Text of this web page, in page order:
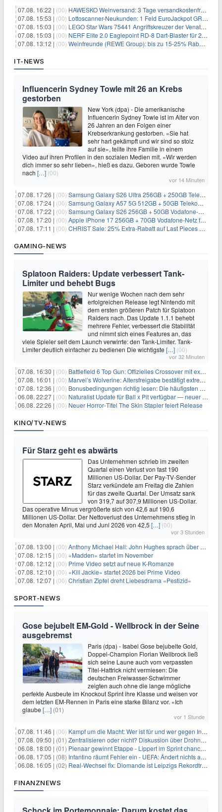
07.08. 16:22 | (00) HAWESKO Weinversand: 3 Tage versandkostenfrei bestellen (MBW 25€)
07.08. 15:53 | (00) Lottoscanner-Neukunden: 1 Feld EuroJackpot GRATIS spielen
07.08. 15:03 | (00) LEGO Star Wars 75441 Angriffskreuzer der Venator-Klasse für 50,25€
07.08. 15:03 | (00) NERF Elite 2.0 Eaglepoint RD-8 Dart-Blaster für 20,49€
07.08. 13:12 | (00) Weinfreunde (REWE Group): bis zu 15-25% Rabatt je nach Anzahl der Flaschen
IT-NEWS
Influencerin Sydney Towle mit 26 an Krebs
gestorben
New York (dpa) - Die amerikanische
Influencerin Sydney Towle ist im Alter von
26 Jahren an den Folgen einer
Krebserkrankung gestorben. «Sie hat
sehr hart gekämpft und wir sind so stolz
auf sie», teilte ihre Familie in einem
Video auf ihren Profilen in den sozialen Medien mit. «Wir werden
dich immer so sehr lieben», hieß es dazu. Geboren wurde Towle
nach […] (00)
vor 14 Minuten
07.08. 17:26 | (00) Samsung Galaxy S26 Ultra 256GB + 250GB Telekom-Netz für 34€/Monat (effektiv 5,42€/Monat)
07.08. 17:24 | (00) Samsung Galaxy A57 5G 512GB + 50GB Telekom-Netz für 20€/Monat (effektiv 3,33€/Monat)
07.08. 17:22 | (00) Samsung Galaxy S26 256GB + 50GB Vodafone-Netz für 19,99€/Monat (effektiv 1,26€/Monat)
07.08. 17:20 | (00) Apple iPhone 17 256GB + 70GB Vodafone-Netz für 34,99€/Monat (effektiv 6,41€/Monat)
07.08. 17:11 | (00) CHRIST Sale: 25% Extra-Rabatt auf Last Pieces bei Schmuck & Uhren
GAMING-NEWS
Splatoon Raiders: Update verbessert Tank-
Limiter und behebt Bugs
Nur wenige Wochen nach dem sehr
erfolgreichen Release legt Nintendo mit
dem ersten größeren Patch für Splatoon
Raiders nach. Das Update 1.1.1 behebt
mehrere Fehler, verbessert die Stabilität
und nimmt sich eines Features an, das
viele Spieler seit dem Launch verwirrte: den Tank-Limiter. Tank-
Limiter deutlich einfacher zu bedienen Die wichtigste […] (00)
vor 32 Minuten
07.08. 16:30 | (00) Battlefield 6 Top Gun: Offizielles Crossover mit exklusiven Inhalten angekündigt
07.08. 16:01 | (00) Marvel’s Wolverine: Altersfreigabe bestätigt extreme Gewalt und düstere Szenen
07.08. 12:36 | (00) Bonusbedingungen richtig lesen: Die häufigsten Stolperfallen
06.08. 22:27 | (00) Naturalist Update für Ball x Pit verfügbar — neuer Content auf allen Plattformen
06.08. 22:26 | (00) Neuer Horror‑Titel The Skin Stapler feiert Release
KINO/TV-NEWS
Für Starz geht es abwärts
Das Unternehmen schrieb im zweiten
Quartal einen Verlust von fast 190
Millionen US-Dollar. Der Pay-TV-Sender
Starz verkündete am Freitag die Zahlen
für das zweite Quartal. Der Umsatz sank
von 319,7 auf 307,9 Millionen US-Dollar.
Das operative Minus vergrößerte sich von 42,6 auf 190,6
Millionen US-Dollar. Der Nettoverlust des Unternehmens stieg in
den Monaten April, Mai und Juni 2026 von 42,5 […] (00)
vor 3 Stunden
07.08. 13:00 | (00) Anthony Michael Hall: John Hughes sprach über eine Fortsetzung von 'The Breakfast Club'
07.08. 12:15 | (00) «Madden» startet im November
07.08. 12:12 | (00) Prime Video setzt auf neue K-Romanze
07.08. 12:10 | (00) «Kill Jackie» startet 2026 bei Prime Video
07.08. 12:07 | (00) Christian Zipfel dreht Liebesdrama «Pestizid»
SPORT-NEWS
Gose bejubelt EM-Gold - Wellbrock in der Seine
ausgebremst
Paris (dpa) - Isabel Gose bejubelte Gold,
Doppel-Champion Florian Wellbrock ließ
sich seine Laune auch vom verpassten
Titel-Hattrick nicht vermiesen: Die
deutschen Freiwasser-Schwimmer
zeigten auch ohne die lange mögliche
perfekte Ausbeute im Knockout Sprint ihre Klasse und weisen vor
dem letzten EM-Rennen in Paris eine starke Bilanz vor. «Ich
glaube […] (01)
vor 1 Stunde
07.08. 11:46 | (00) Kampf um die Macht: Wer ist für und wer gegen Infantino?
07.08. 09:50 | (01) Zentralisieren oder nicht? Diskussion über Drohnenabwehr
06.08. 18:00 | (01) Pienaar gewinnt Etappe - Lippert im Sprint chancenlos
06.08. 17:05 | (08) Infantino räumt Fehler ein - UEFA: Ändert nichts an Boykott
06.08. 16:05 | (02) Real-Wechsel fix: Diomande ist Leipzigs Rekordtransfer
FINANZNEWS